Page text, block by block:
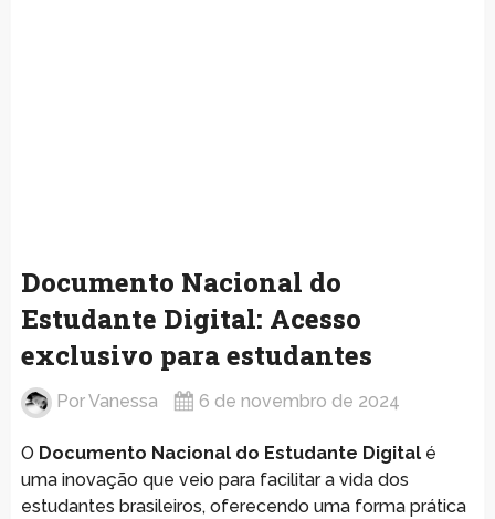
Documento Nacional do
Estudante Digital: Acesso
exclusivo para estudantes
PorVanessa 6 de novembro de 2024
O Documento Nacional do Estudante Digitalé
uma inovação que veio para facilitar a vida dos
estudantes brasileiros, oferecendo uma forma prática